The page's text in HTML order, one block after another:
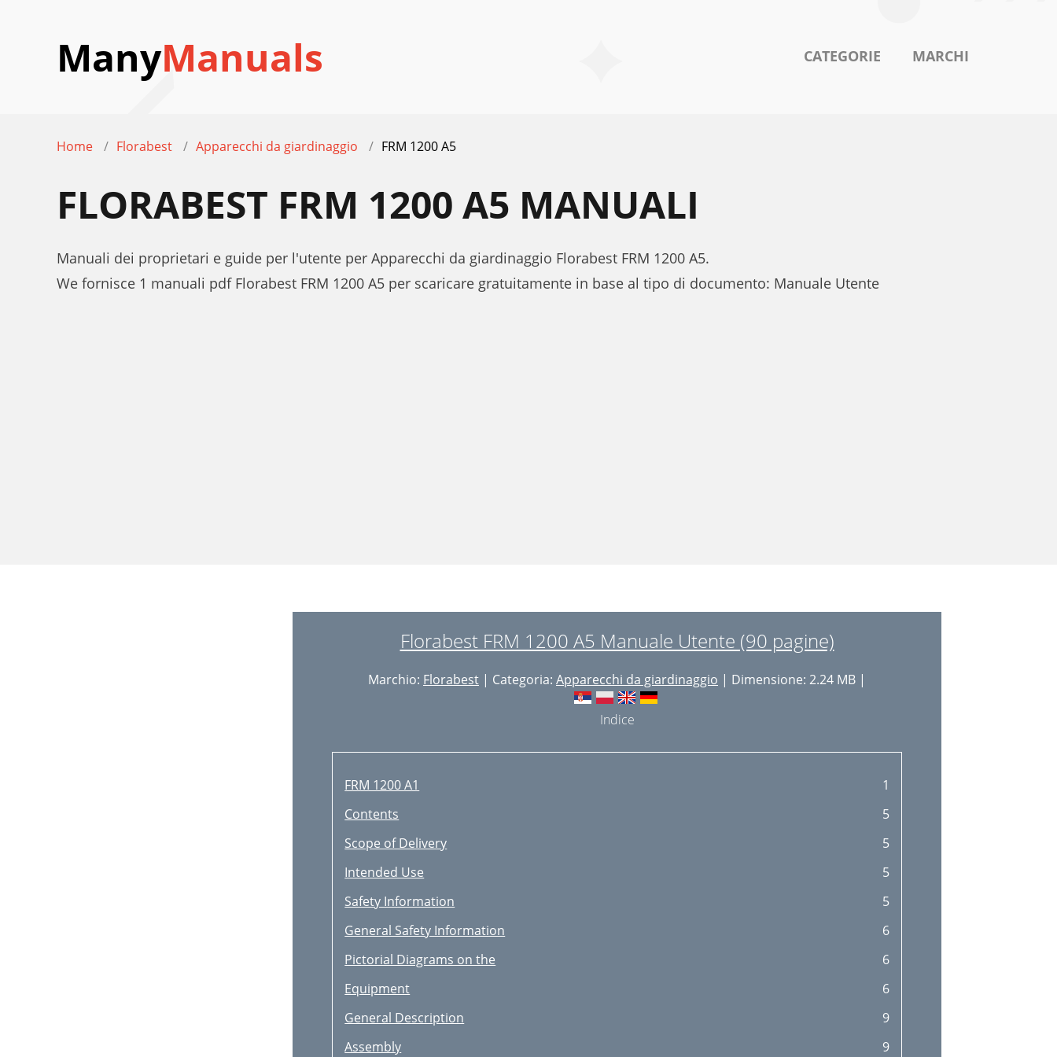
ManyManuals CATEGORIE MARCHI
Home Florabest Apparecchi da giardinaggio FRM 1200 A5
FLORABEST FRM 1200 A5 MANUALI
Manuali dei proprietari e guide per l'utente per Apparecchi da giardinaggio Florabest FRM 1200 A5.
We fornisce 1 manuali pdf Florabest FRM 1200 A5 per scaricare gratuitamente in base al tipo di documento: Manuale Utente
Florabest FRM 1200 A5 Manuale Utente (90 pagine)
Marchio: Florabest | Categoria: Apparecchi da giardinaggio | Dimensione: 2.24 MB |
Indice
FRM 1200 A1
1
Contents
5
Scope of Delivery
5
Intended Use
5
Safety Information
5
General Safety Information
6
Pictorial Diagrams on the
6
Equipment
6
General Description
9
Assembly
9